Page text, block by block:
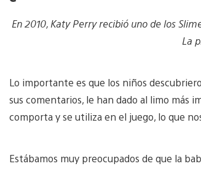
En 2010, Katy Perry recibió uno de los
La
Lo importante es que los niños
sus comentarios, le han dado al limo más
comporta y se utiliza en el juego, lo que
Estábamos muy preocupados de que la